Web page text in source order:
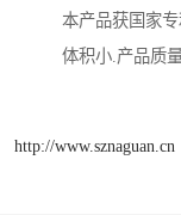
本产品获国家专
体积小.产品质
http://www.sznaguan.cn